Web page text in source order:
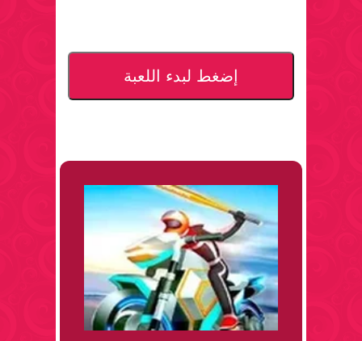
إضغط لبدء اللعبة